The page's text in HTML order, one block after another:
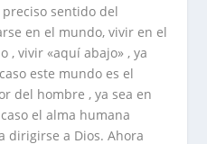
sentido del
en el mundo, vivir en el
, vivir «aquí abajo» , ya
este mundo es el
del hombre , ya sea en
el alma humana
dirigirse a Dios. Ahora